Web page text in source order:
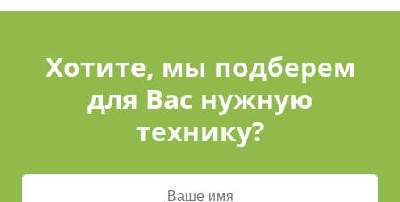
Хотите, мы подберем
для Вас нужную
технику?